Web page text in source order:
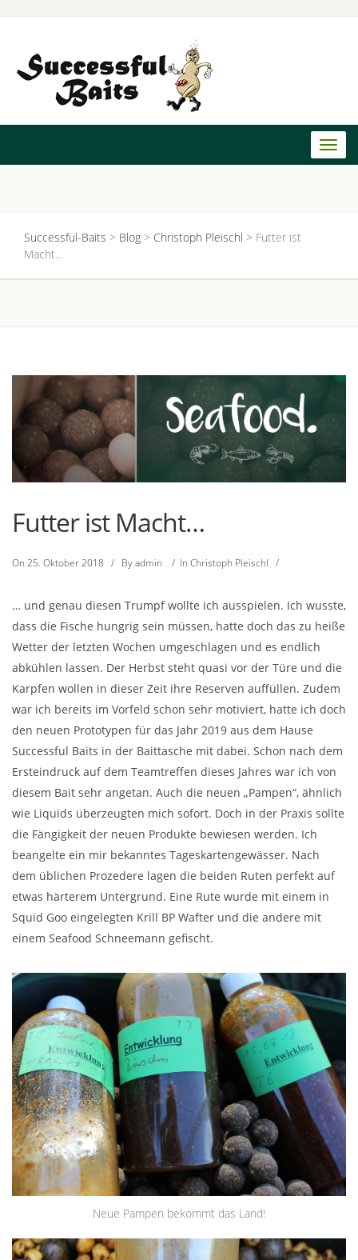
Successful-Baits > Blog > Christoph Pleischl > Futter ist
Macht…
Futter ist Macht…
On 25. Oktober 2018 / Byadmin / In Christoph Pleischl /
… und genau diesen Trumpf wollte ich ausspielen. Ich wusste,
dass die Fische hungrig sein müssen, hatte doch das zu heiße
Wetter der letzten Wochen umgeschlagen und es endlich
abkühlen lassen. Der Herbst steht quasi vor der Türe und die
Karpfen wollen in dieser Zeit ihre Reserven auffüllen. Zudem
war ich bereits im Vorfeld schon sehr motiviert, hatte ich doch
den neuen Prototypen für das Jahr 2019 aus dem Hause
Successful Baits in der Baittasche mit dabei. Schon nach dem
Ersteindruck auf dem Teamtreffen dieses Jahres war ich von
diesem Bait sehr angetan. Auch die neuen „Pampen“, ähnlich
wie Liquids überzeugten mich sofort. Doch in der Praxis sollte
die Fängigkeit der neuen Produkte bewiesen werden. Ich
beangelte ein mir bekanntes Tageskartengewässer. Nach
dem üblichen Prozedere lagen die beiden Ruten perfekt auf
etwas härterem Untergrund. Eine Rute wurde mit einem in
Squid Goo eingelegten Krill BP Wafter und die andere mit
einem Seafood Schneemann gefischt.
Neue Pampen bekommt das Land!